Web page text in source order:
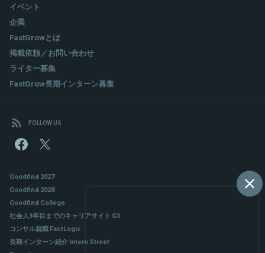
イベント
企業
FastGrowとは
掲載依頼／お問い合わせ
ライター募集
FastGrow長期インターン募集
FOLLOW US
Goodfind 2027
Goodfind 2028
Goodfind College
社会人3年目までのキャリアサイト G3
コンサル就職 FactLogic
長期インターン紹介 Intern Street